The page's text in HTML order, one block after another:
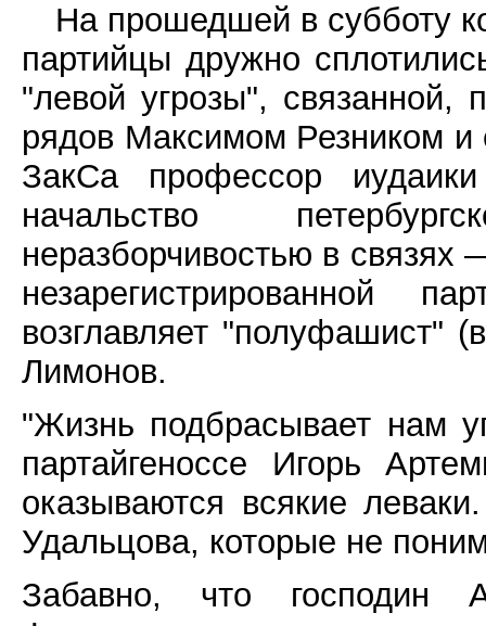
На прошедшей в субботу
партийцы дружно
"левой угрозы",
рядов Максимом Резником и
ЗакСа профессор
начальство
неразборчивостью в связях
незарегистрированной
возглавляет "полуфашист"
Лимонов.
"Жизнь подбрасывает нам
партайгеноссе Игорь
оказываются всякие
Удальцова, которые не
Забавно, что господин